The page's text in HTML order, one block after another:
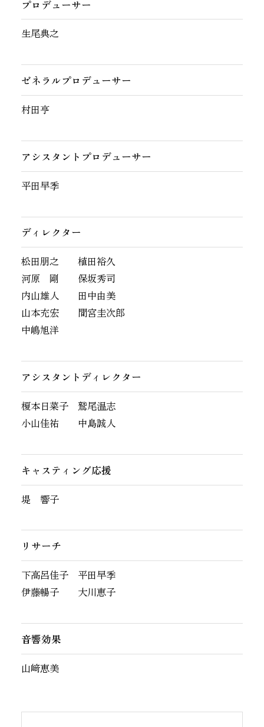
プロデューサー
生尾典之
ゼネラルプロデューサー
村田亨
アシスタントプロデューサー
平田早季
ディレクター
松田朋之 植田裕久
河原 剛 保坂秀司
内山雄人
田中由美
山本充宏 間宮圭次郎
中嶋旭洋
アシスタントディレクター
榎本日菜子 鷲尾温志
小山佳祐 中島誠人
キャスティング応援
堤 響子
リサーチ
下高呂佳子 平田早季
伊藤暢子 大川恵子
音響効果
山﨑恵美